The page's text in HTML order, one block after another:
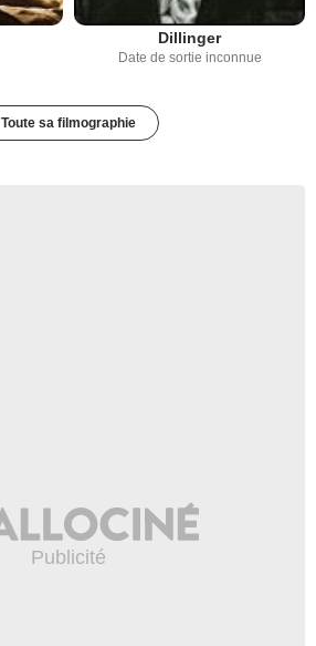
Dillinger
Date de sortie inconnue
Toute sa filmographie